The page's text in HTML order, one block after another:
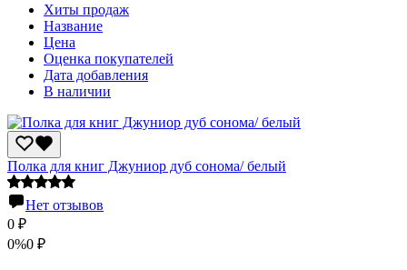
Хиты продаж
Название
Цена
Оценка покупателей
Дата добавления
В наличии
Полка для книг Джуниор дуб сонома/ белый
Нет отзывов
0 ₽
0%0 ₽